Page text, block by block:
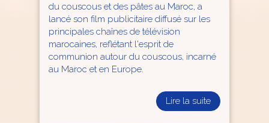
du couscous et des pâtes au Maroc, a
lancé son film publicitaire diffusé sur les
principales chaînes de télévision
marocaines, reflétant l'esprit de
communion autour du couscous, incarné
au Maroc et en Europe.
Lire la suite